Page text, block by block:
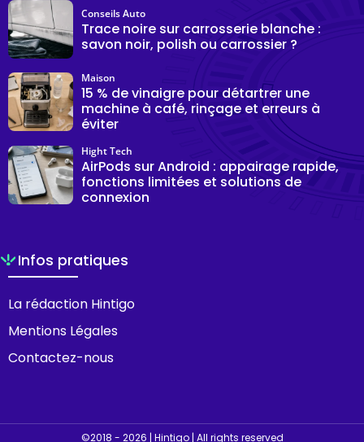
Trace noire sur carrosserie blanche :
savon noir, polish ou carrossier ?
Conseils Auto
15 % de vinaigre pour détartrer une
machine à café, rinçage et erreurs à
éviter
Maison
AirPods sur Android : appairage rapide,
fonctions limitées et solutions de
connexion
Hight Tech
Infos pratiques
La rédaction Hintigo
Mentions Légales
Contactez-nous
©2018 - 2026 | Hintigo | All rights reserved